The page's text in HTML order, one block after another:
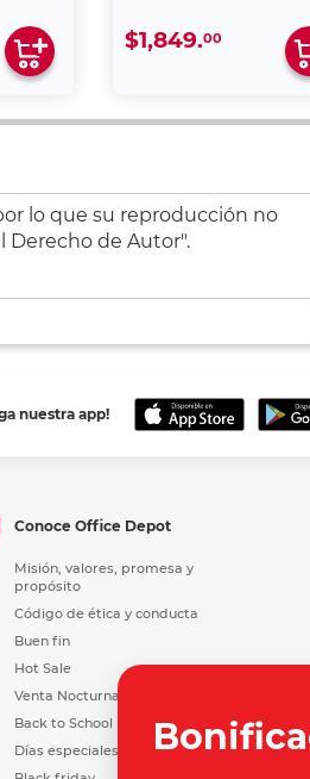
$1,849.00
lo que su reproducción no
Derecho de Autor".
nuestra app!
Conoce Office Depot
Misión, valores, promesa y
propósito
Código de ética y conducta
Buen fin
Hot Sale
Venta Nocturna
Back to School
Días especiales